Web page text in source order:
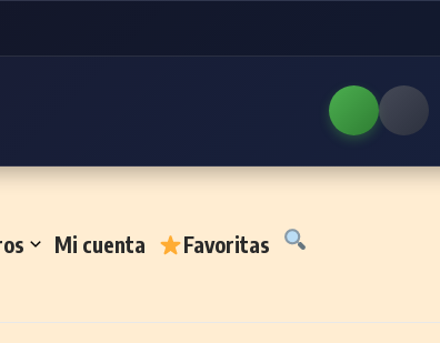
Mi cuenta Favoritas